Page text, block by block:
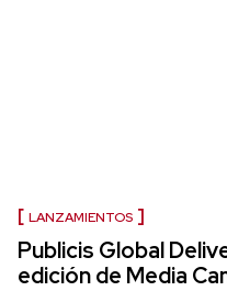
LANZAMIENTOS
Publicis Global
edición de Media